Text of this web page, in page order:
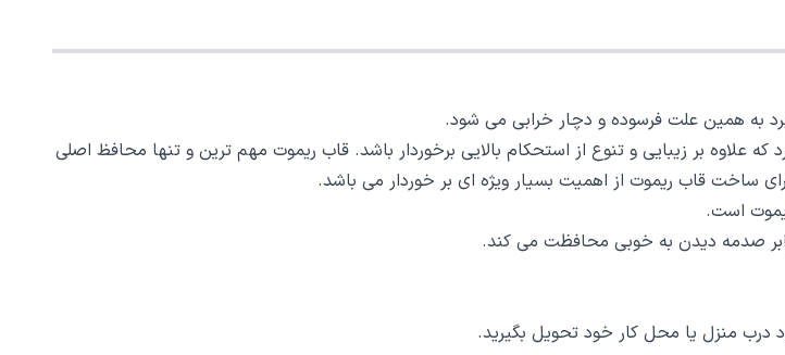
به همین علت فرسوده و دچار خرابی می شود.
علاوه بر زیبایی و تنوع از استحکام بالایی برخوردار باشد. قاب ریموت مهم ترین و تنها محافظ اصلی
ساخت قاب ریموت از اهمیت بسیار ویژه ای بر خوردار می باشد.
است.
صدمه دیدن به خوبی محافظت می کند.
درب منزل یا محل کار خود تحویل بگیرید.